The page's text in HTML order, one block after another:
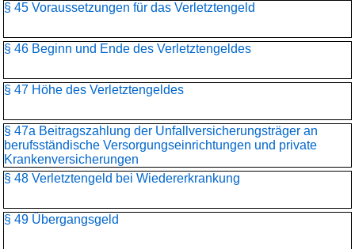
§ 45 Voraussetzungen für das Verletztengeld
§ 46 Beginn und Ende des Verletztengeldes
§ 47 Höhe des Verletztengeldes
§ 47a Beitragszahlung der Unfallversicherungsträger an
berufsständische Versorgungseinrichtungen und private
Krankenversicherungen
§ 48 Verletztengeld bei Wiedererkrankung
§ 49 Übergangsgeld